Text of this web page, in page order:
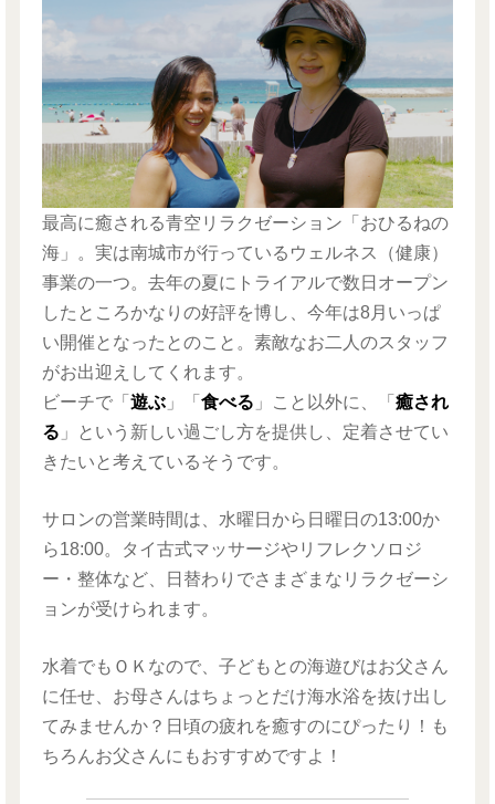
最高に癒される青空リラクゼーション「おひるねの
海」。実は南城市が行っているウェルネス（健康）
事業の一つ。去年の夏にトライアルで数日オープン
したところかなりの好評を博し、今年は8月いっぱ
い開催となったとのこと。素敵なお二人のスタッフ
がお出迎えしてくれます。
ビーチで「遊ぶ 」「食べる 」こと以外に、「癒され
る 」という新しい過ごし方を提供し、定着させてい
きたいと考えているそうです。
サロンの営業時間は、水曜日から日曜日の13:00か
ら18:00。タイ古式マッサージやリフレクソロジ
ー・整体など、日替わりでさまざまなリラクゼーシ
ョンが受けられます。
水着でもＯＫなので、子どもとの海遊びはお父さん
に任せ、お母さんはちょっとだけ海水浴を抜け出し
てみませんか？日頃の疲れを癒すのにぴったり！も
ちろんお父さんにもおすすめですよ！